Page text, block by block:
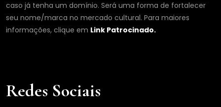
caso já tenha um domínio. Será uma forma de fortalecer
seu nome/marca no mercado cultural. Para maiores
informações, clique em Link Patrocinado.
Redes Sociais